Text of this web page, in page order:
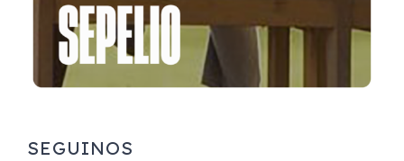
SEGUINOS